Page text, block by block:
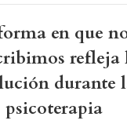
en que
refleja
durante
psicoterapia